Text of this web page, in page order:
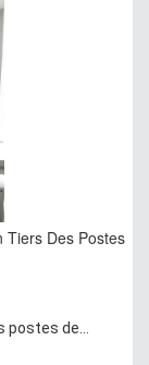
Tiers Des Postes
de...